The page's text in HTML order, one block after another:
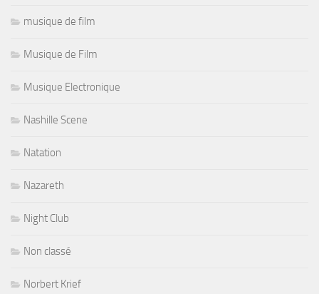
musique de film
Musique de Film
Musique Electronique
Nashille Scene
Natation
Nazareth
Night Club
Non classé
Norbert Krief